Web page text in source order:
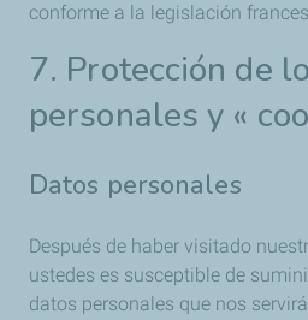
conforme a la legislación
7. Protección de
personales y «
Datos personales
Después de haber visitado
ustedes es susceptible de
datos personales que nos